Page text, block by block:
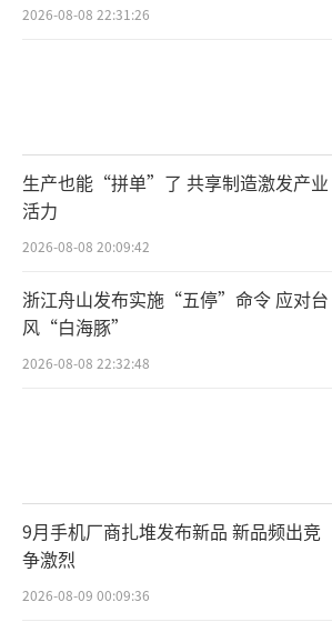
2026-08-08 22:31:26
生产也能“拼单”了 共享制造激发产业
活力
2026-08-08 20:09:42
浙江舟山发布实施“五停”命令 应对台
风“白海豚”
2026-08-08 22:32:48
9月手机厂商扎堆发布新品 新品频出竞
争激烈
2026-08-09 00:09:36